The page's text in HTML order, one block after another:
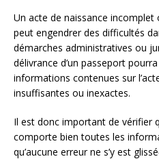
Un acte de naissance
peut engendrer des difficultés
démarches administratives ou
délivrance d’un passeport
informations contenues sur
insuffisantes ou inexactes.
Il est donc important de vérifier
comporte bien toutes les
qu’aucune erreur ne s’y est